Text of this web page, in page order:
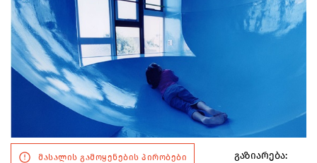
მასალის გამოყენების პირობები გაზიარება: